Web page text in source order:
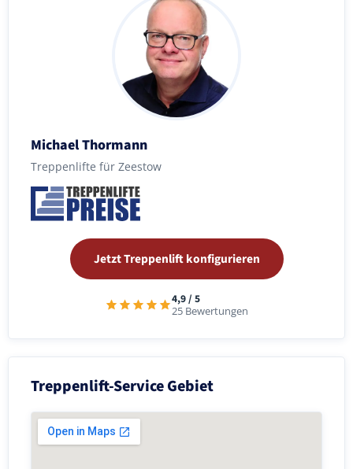
Michael Thormann
Treppenlifte für Zeestow
Jetzt Treppenlift konfigurieren
4,9 / 5
25 Bewertungen
Treppenlift-Service Gebiet